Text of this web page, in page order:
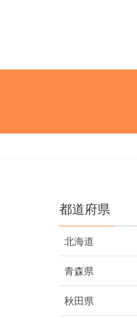
都道府県
北海道
青森県
秋田県